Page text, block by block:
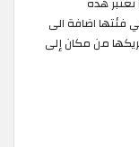
اضافة الى
من مكان إلى